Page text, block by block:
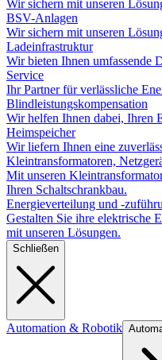
Wir sichern mit unseren
BSV-Anlagen
Wir sichern mit unseren
Ladeinfrastruktur
Wir bieten Ihnen umfassende
Service
Ihr Partner für verlässliche
Blindleistungskompensation
Wir helfen Ihnen dabei, Ihren
Heimspeicher
Wir liefern Ihnen eine
Kleintransformatoren,
Mit unseren
Ihren Schaltschrankbau.
Energieverteilung und -
Gestalten Sie ihre elektrische
mit unseren Lösungen.
Schließen
Automation & Robotik